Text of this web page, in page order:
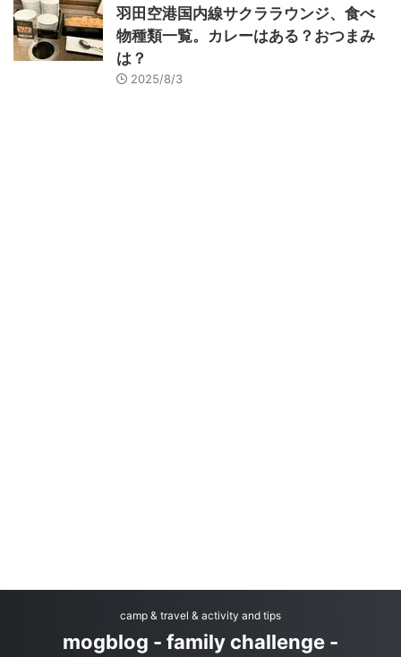
羽田空港国内線サクララウンジ、食べ
物種類一覧。カレーはある？おつまみ
は？
2025/8/3
camp & travel & activity and tips
mogblog - family challenge -